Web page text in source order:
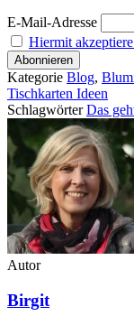
E-Mail-Adresse
Hiermit
Kategorie Blog,
Tischkarten Ideen
SchlagwörterDas
Autor
Birgit